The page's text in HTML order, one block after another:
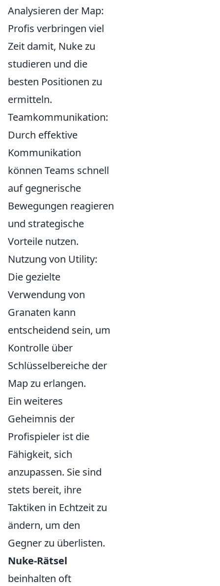
Analysieren der Map:
Profis verbringen viel
Zeit damit, Nuke zu
studieren und die
besten Positionen zu
ermitteln.
Teamkommunikation:
Durch effektive
Kommunikation
können Teams schnell
auf gegnerische
Bewegungen reagieren
und strategische
Vorteile nutzen.
Nutzung von Utility:
Die gezielte
Verwendung von
Granaten kann
entscheidend sein, um
Kontrolle über
Schlüsselbereiche der
Map zu erlangen.
Ein weiteres
Geheimnis der
Profispieler ist die
Fähigkeit, sich
anzupassen. Sie sind
stets bereit, ihre
Taktiken in Echtzeit zu
ändern, um den
Gegner zu überlisten.
Nuke-Rätsel
beinhalten oft